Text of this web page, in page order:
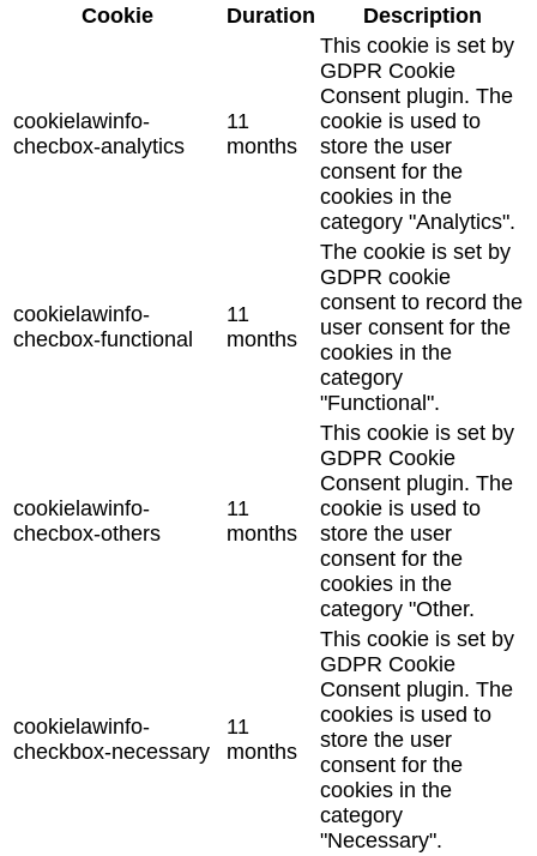
Cookie
Duration Description
cookielawinfo-
checbox-analytics
11
months
This cookie is set by
GDPR Cookie
Consent plugin. The
cookie is used to
store the user
consent for the
cookies in the
category "Analytics".
cookielawinfo-
checbox-functional
11
months
The cookie is set by
GDPR cookie
consent to record the
user consent for the
cookies in the
category
"Functional".
cookielawinfo-
checbox-others
11
months
This cookie is set by
GDPR Cookie
Consent plugin. The
cookie is used to
store the user
consent for the
cookies in the
category "Other.
cookielawinfo-
checkbox-necessary
11
months
This cookie is set by
GDPR Cookie
Consent plugin. The
cookies is used to
store the user
consent for the
cookies in the
category
"Necessary".